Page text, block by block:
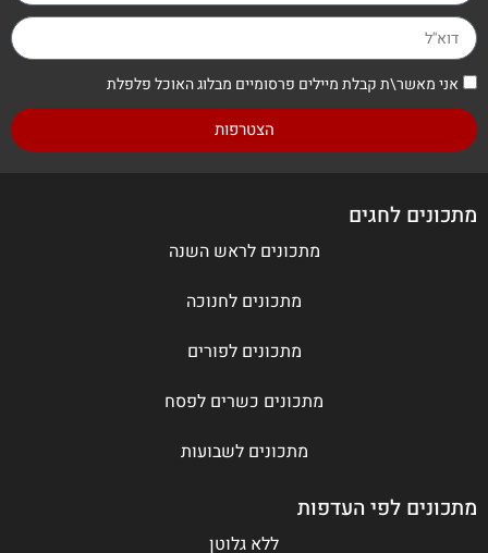
אני מאשר\ת קבלת מיילים פרסומיים מבלוג האוכל פלפלת
הצטרפות
מתכונים לחגים
מתכונים לראש השנה
מתכונים לחנוכה
מתכונים לפורים
מתכונים כשרים לפסח
מתכונים לשבועות
מתכונים לפי העדפות
ללא גלוטן